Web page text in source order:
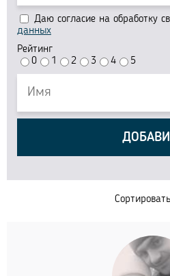
Даю согласие на обработку
данных
Рейтинг
0
1 2 3 4 5